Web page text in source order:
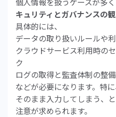
キュリティとガバナンスの
具体的には、
データの取り扱いルールや
クラウドサービス利用時の
ク
ログの取得と監査体制の整備
などが必要になります。特
そのまま入力してしまう、
注意が求められます。